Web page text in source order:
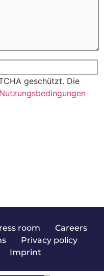
geschützt. Die
Nutzungsbedingungen
room Careers|
| Privacy policy|
Imprint